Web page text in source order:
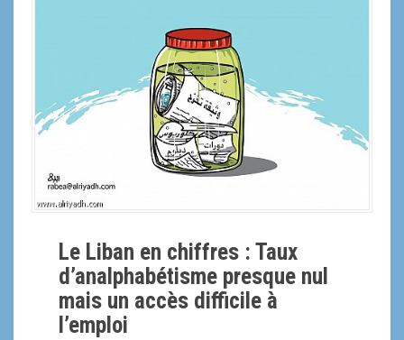
Le Liban en chiffres : Taux
d’analphabétisme presque nul
mais un accès difficile à
l’emploi